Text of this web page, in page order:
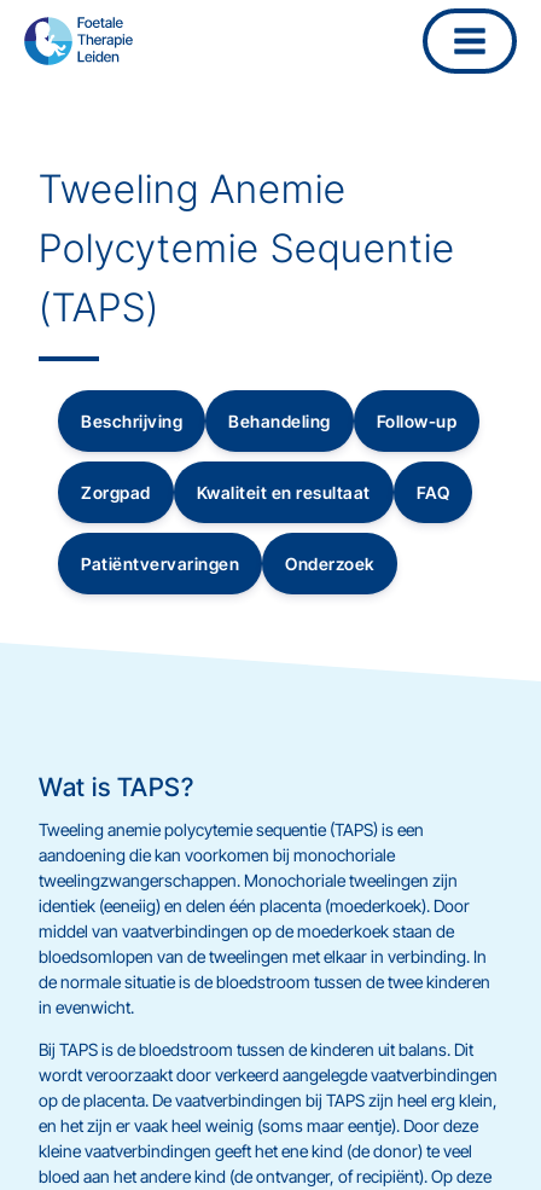
naar
Tweeling Anemie
Polycytemie Sequentie
(TAPS)
Beschrijving Behandeling Follow-up
Zorgpad Kwaliteit en resultaat FAQ
Patiëntvervaringen Onderzoek
Wat is TAPS?
Tweeling anemie polycytemie sequentie (TAPS) is een
aandoening die kan voorkomen bij monochoriale
tweelingzwangerschappen. Monochoriale tweelingen zijn
identiek (eeneiig) en delen één placenta (moederkoek). Door
middel van vaatverbindingen op de moederkoek staan de
bloedsomlopen van de tweelingen met elkaar in verbinding. In
de normale situatie is de bloedstroom tussen de twee kinderen
in evenwicht.
Bij TAPS is de bloedstroom tussen de kinderen uit balans. Dit
wordt veroorzaakt door verkeerd aangelegde vaatverbindingen
op de placenta. De vaatverbindingen bij TAPS zijn heel erg klein,
en het zijn er vaak heel weinig (soms maar eentje). Door deze
kleine vaatverbindingen geeft het ene kind (de donor) te veel
bloed aan het andere kind (de ontvanger, of recipiënt). Op deze